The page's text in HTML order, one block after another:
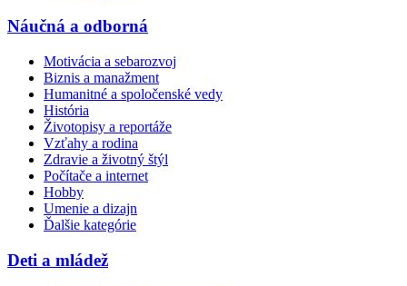
Náučná a odborná
Motivácia a sebarozvoj
Biznis a manažment
Humanitné a spoločenské vedy
História
Životopisy a reportáže
Vzťahy a rodina
Zdravie a životný štýl
Počítače a internet
Hobby
Umenie a dizajn
Ďalšie kategórie
Deti a mládež